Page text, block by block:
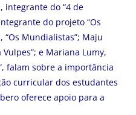
integrante do “4 de
do projeto “Os
“Os Mundialistas”; Maju
e Mariana Lumy,
falam sobre a importância
curricular dos estudantes
oferece apoio para a